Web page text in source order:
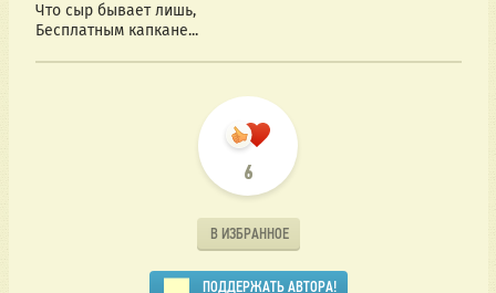
Что сыр бывает лишь,
Бесплатным капкане...
6
В ИЗБРАННОЕ
ПОДДЕРЖАТЬ АВТОРА!